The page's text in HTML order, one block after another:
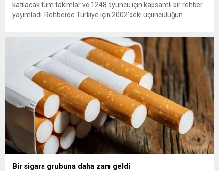
katılacak tüm takımlar ve 1248 oyuncu için kapsamlı bir rehber
yayımladı. Rehberde Türkiye için 2002’deki üçüncülüğün
yaratmaya hazır” olarak değerlendirildi. A Milli Takım’ın yıldızı
Arda Güler gösterildi. The...
Bir sigara grubuna daha zam geldi